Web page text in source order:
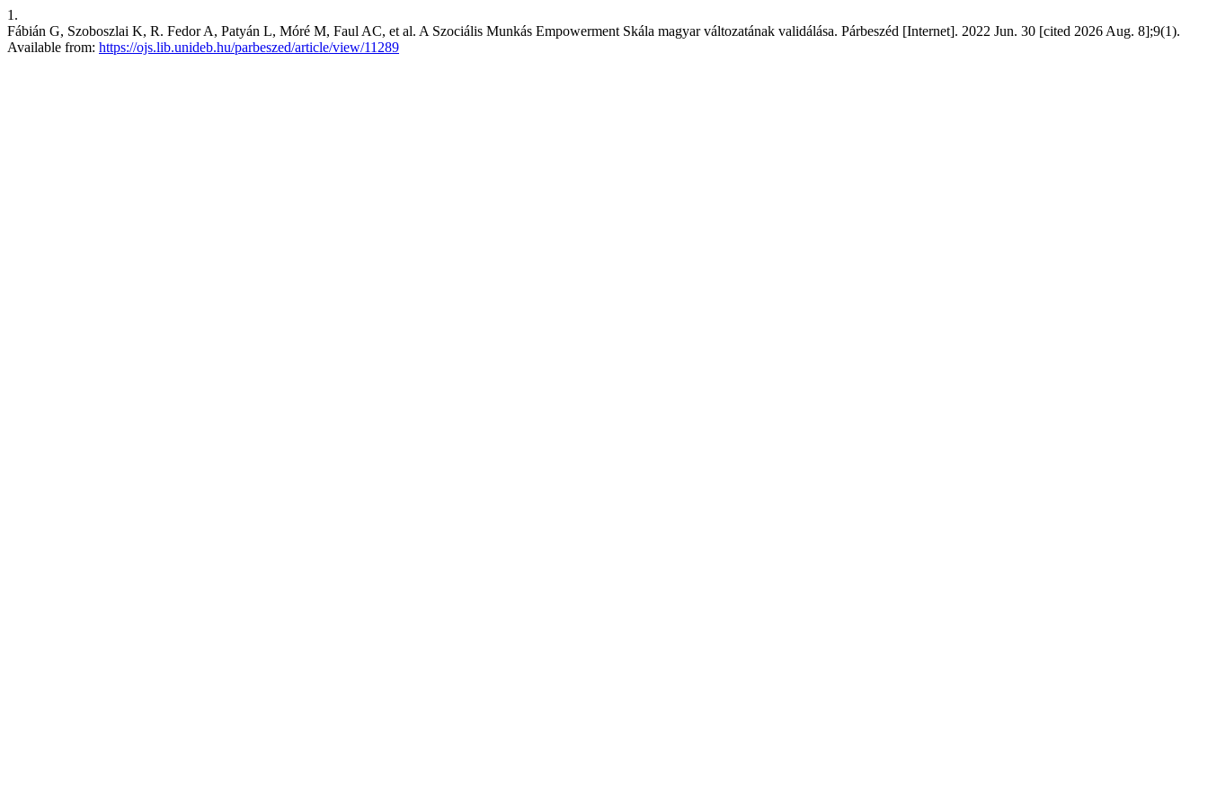
1.
Fábián G, Szoboszlai K, R. Fedor A, Patyán L, Móré M, Faul AC, et al. A Szociális Munkás Empowerment Skála magyar változatának validálása. Párbeszéd [Internet]. 2022 Jun. 30 [cited 2026 Aug. 8];9(1).
Available from: https://ojs.lib.unideb.hu/parbeszed/article/view/11289